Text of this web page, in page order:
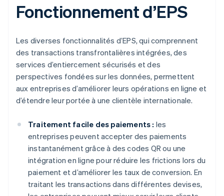
Fonctionnement d’EPS
Les diverses fonctionnalités d’EPS, qui comprennent
des transactions transfrontalières intégrées, des
services d’entiercement sécurisés et des
perspectives fondées sur les données, permettent
aux entreprises d’améliorer leurs opérations en ligne et
d’étendre leur portée à une clientèle internationale.
Traitement facile des paiements : les
entreprises peuvent accepter des paiements
instantanément grâce à des codes QR ou une
intégration en ligne pour réduire les frictions lors du
paiement et d’améliorer les taux de conversion. En
traitant les transactions dans différentes devises,